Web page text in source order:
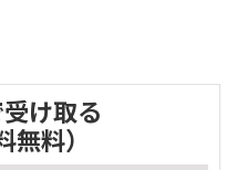
け取る
無料）